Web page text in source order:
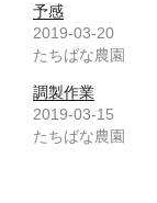
予感
2019-03-20
たちばな農園
調製作業
2019-03-15
たちばな農園